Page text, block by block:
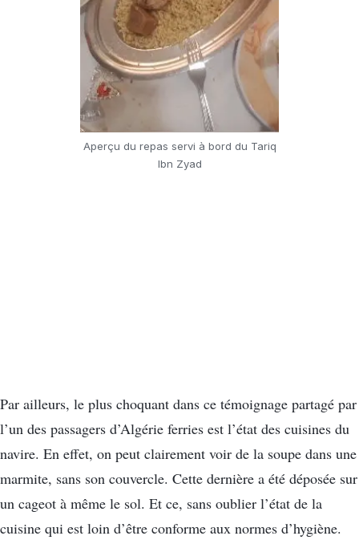
Aperçu du repas servi à bord du Tariq
Ibn Zyad
Par ailleurs, le plus choquant dans ce témoignage partagé par
l’un des passagers d’Algérie ferries est l’état des cuisines du
navire. En effet, on peut clairement voir de la soupe dans une
marmite, sans son couvercle. Cette dernière a été déposée sur
un cageot à même le sol. Et ce, sans oublier l’état de la
cuisine qui est loin d’être conforme aux normes d’hygiène.